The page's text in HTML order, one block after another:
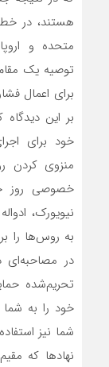
هستند، در
متحده و
توصیه یک
برای اعمال
بر این
خود برای
منزوی کردن
خصوصی روز
نیویورک،
به روس‌‌ها را
در مصاحبه‌‌ای
تحریم‌شده
خود را به شما
شما نیز
نهادها که